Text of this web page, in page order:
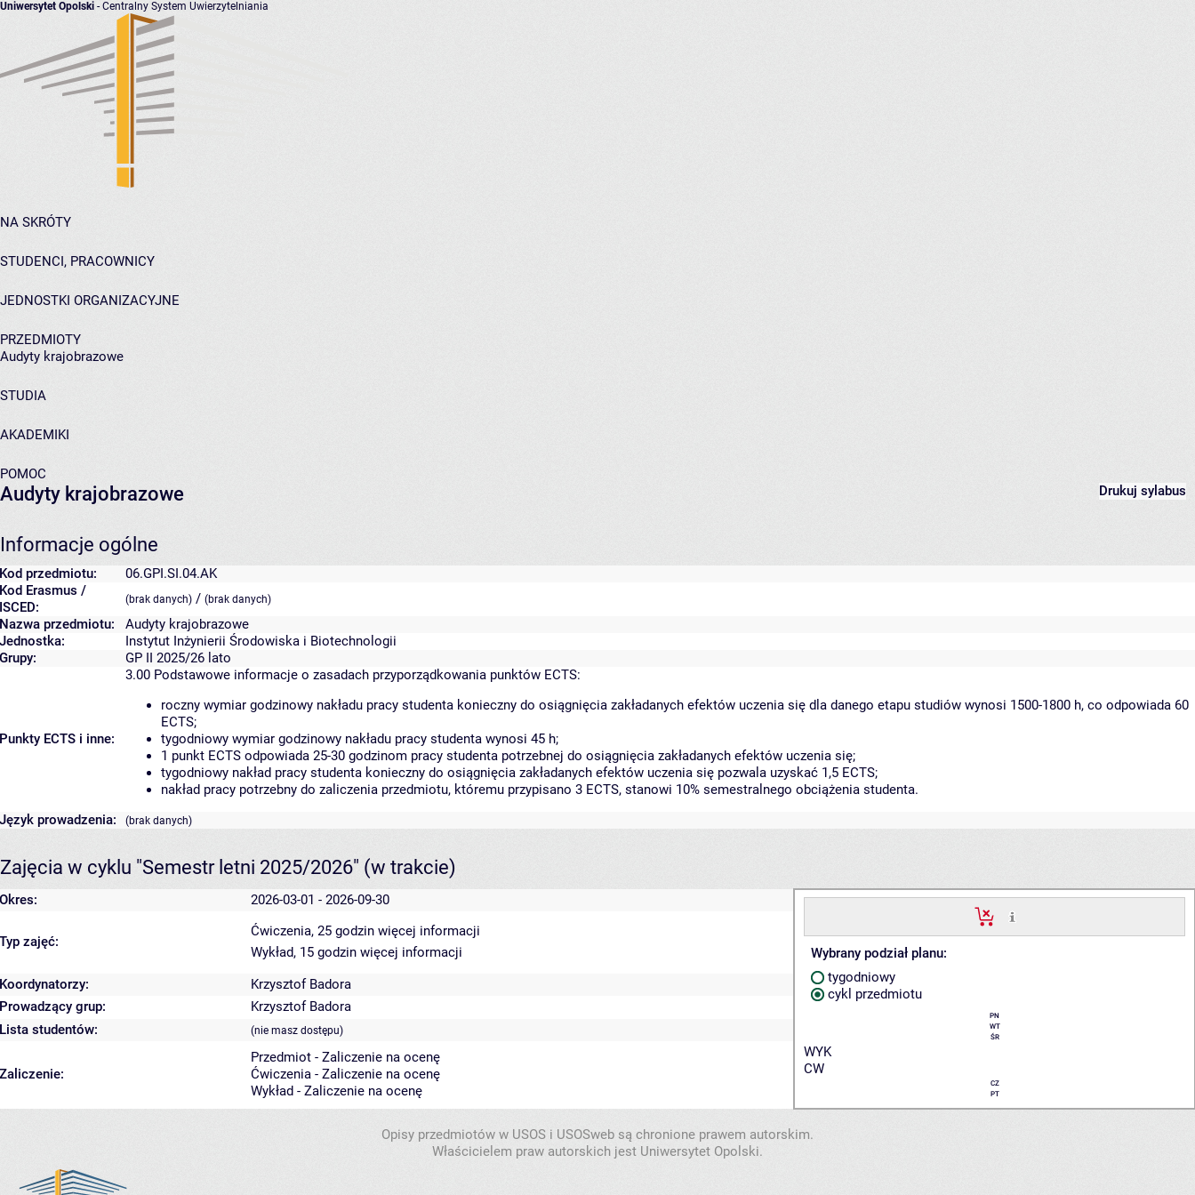
Uniwersytet Opolski - Centralny System Uwierzytelniania
NA SKRÓTY
STUDENCI, PRACOWNICY
JEDNOSTKI ORGANIZACYJNE
PRZEDMIOTY
Audyty krajobrazowe
STUDIA
AKADEMIKI
POMOC
Drukuj sylabus
Audyty krajobrazowe
Informacje ogólne
Kod przedmiotu:
06.GPI.SI.04.AK
Kod Erasmus /
ISCED:
(brak danych) / (brak danych)
Nazwa przedmiotu:
Audyty krajobrazowe
Jednostka:
Instytut Inżynierii Środowiska i Biotechnologii
Grupy:
GP II 2025/26 lato
Punkty ECTS i inne:
3.00 Podstawowe informacje o zasadach przyporządkowania punktów ECTS:
roczny wymiar godzinowy nakładu pracy studenta konieczny do osiągnięcia zakładanych efektów uczenia się dla danego etapu studiów wynosi 1500-1800 h, co odpowiada 60
ECTS;
tygodniowy wymiar godzinowy nakładu pracy studenta wynosi 45 h;
1 punkt ECTS odpowiada 25-30 godzinom pracy studenta potrzebnej do osiągnięcia zakładanych efektów uczenia się;
tygodniowy nakład pracy studenta konieczny do osiągnięcia zakładanych efektów uczenia się pozwala uzyskać 1,5 ECTS;
nakład pracy potrzebny do zaliczenia przedmiotu, któremu przypisano 3 ECTS, stanowi 10% semestralnego obciążenia studenta.
Język prowadzenia:
(brak danych)
Zajęcia w cyklu "Semestr letni 2025/2026" (w trakcie)
Okres: 2026-03-01 - 2026-09-30
Wybrany podział planu:
tygodniowy
cykl przedmiotu
PN
WT
ŚR
WYK
CW
CZ
PT
Typ zajęć:
Ćwiczenia, 25 godzin więcej informacji
Wykład, 15 godzin więcej informacji
Koordynatorzy:
Krzysztof Badora
Prowadzący grup:
Krzysztof Badora
Lista studentów:
(nie masz dostępu)
Zaliczenie:
Przedmiot - Zaliczenie na ocenę
Ćwiczenia - Zaliczenie na ocenę
Wykład - Zaliczenie na ocenę
Opisy przedmiotów w USOS i USOSweb są chronione prawem autorskim.
Właścicielem praw autorskich jest Uniwersytet Opolski.